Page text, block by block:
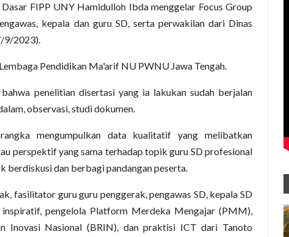
FIPP UNY Hamidulloh Ibda menggelar Focus Group
kepala dan guru SD, serta perwakilan dari Dinas
9/2023).
Pendidikan Ma'arif NU PWNU Jawa Tengah.
penelitian disertasi yang ia lakukan sudah berjalan
observasi, studi dokumen.
mengumpulkan data kualitatif yang melibatkan
perspektif yang sama terhadap topik guru SD profesional
berdiskusi dan berbagi pandangan peserta.
fasilitator guru guru penggerak, pengawas SD, kepala SD
pengelola Platform Merdeka Mengajar (PMM),
Inovasi Nasional (BRIN), dan praktisi ICT dari Tanoto